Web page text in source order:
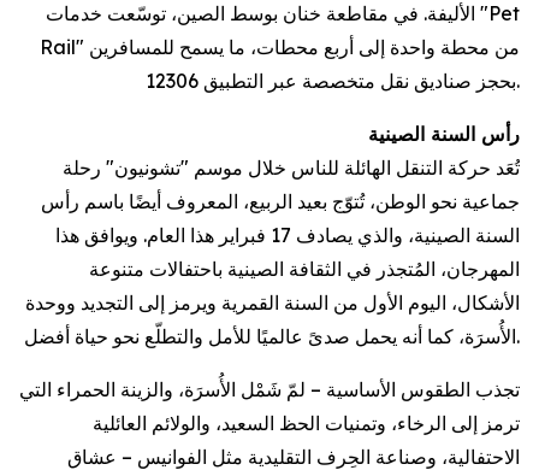
الأليفة. في مقاطعة خنان بوسط الصين، توسّعت خدمات "Pet
Rail" من محطة واحدة إلى أربع محطات، ما يسمح للمسافرين
بحجز صناديق نقل متخصصة عبر التطبيق 12306.
رأس السنة الصينية
تُعَد حركة التنقل الهائلة للناس خلال موسم "تشونيون" رحلة
جماعية نحو الوطن، تُتوّج بعيد الربيع، المعروف أيضًا باسم رأس
السنة الصينية، والذي يصادف 17 فبراير هذا العام. ويوافق هذا
المهرجان، المُتجذر في الثقافة الصينية باحتفالات متنوعة
الأشكال، اليوم الأول من السنة القمرية ويرمز إلى التجديد ووحدة
الأُسرَة، كما أنه يحمل صدىً عالميًا للأمل والتطلّع نحو حياة أفضل.
تجذب الطقوس الأساسية – لمّ شَمْل الأُسرَة، والزينة الحمراء التي
ترمز إلى الرخاء، وتمنيات الحظ السعيد، والولائم العائلية
الاحتفالية، وصناعة الحِرف التقليدية مثل الفوانيس – عشاق